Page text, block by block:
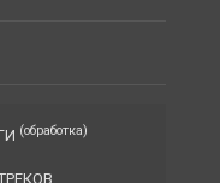
(обработка)